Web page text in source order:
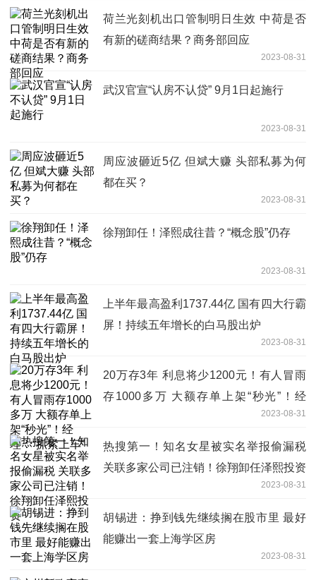
荷兰光刻机出口管制明日生效 中荷是否
有新的磋商结果？商务部回应
2023-08-31
武汉官宣“认房不认贷” 9月1日起施行
2023-08-31
周应波砸近5亿 但斌大赚 头部私募为何
都在买？
2023-08-31
徐翔卸任！泽熙成往昔？“概念股”仍存
2023-08-31
上半年最高盈利1737.44亿 国有四大行霸
屏！持续五年增长的白马股出炉
2023-08-31
20万存3年 利息将少1200元！有人冒雨
存1000多万 大额存单上架“秒光”！经
2023-08-31
热搜第一！知名女星被实名举报偷漏税
关联多家公司已注销！徐翔卸任泽熙投资
2023-08-31
胡锡进：挣到钱先继续搁在股市里 最好
能赚出一套上海学区房
2023-08-31